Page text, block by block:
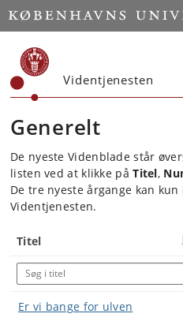
Start
Videntjenesten
Generelt
De nyeste Videnblade står
listen ved at klikke påTitel,
De tre nyeste årgange kan
Videntjenesten.
Titel
Er vi bange for ulven